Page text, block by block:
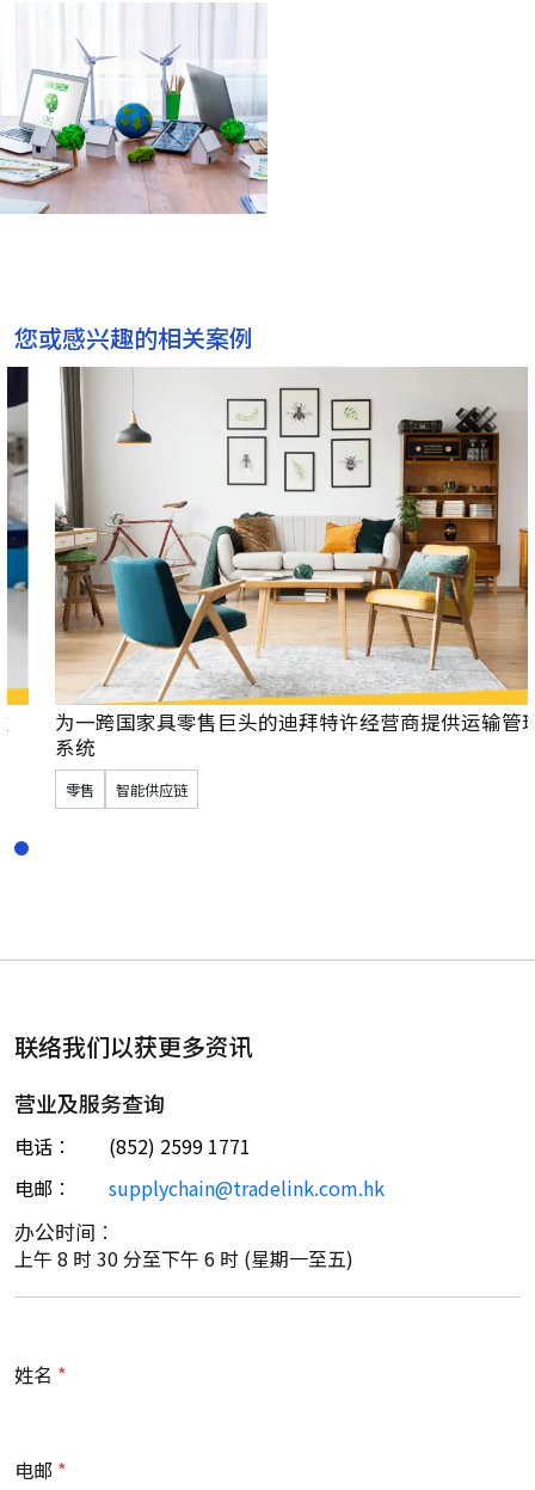
您或感兴趣的相关案例
为一跨国家具零售巨头的迪拜特许经营商提供运输管理
智能供应链
联络我们以获更多资讯
营业及服务查询
电话︰
(852) 2599 1771
电邮︰
supplychain@tradelink.com.hk
办公时间︰
上午 8 时 30 分至下午 6 时 (星期一至五)
姓名
电邮